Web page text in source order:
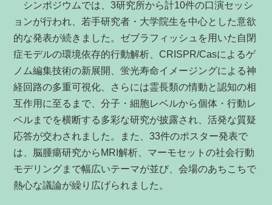
シンポジウムでは、3研究所から計10件の口演セッシ
ョンが行われ、若手研究者・大学院生を中心とした意欲
的な発表が続きました。ゼブラフィッシュを用いた自閉
症モデルの環境依存的行動解析、CRISPR/Casによるゲ
ノム編集技術の新展開、蛍光寿命イメージングによる神
経回路の多重可視化、さらには霊長類の情動と認知の相
互作用に至るまで、分子・細胞レベルから個体・行動レ
ベルまでを横断する多彩な研究が披露され、活発な質疑
応答が交わされました。また、33件のポスター発表で
は、脳腫瘍研究からMRI解析、マーモセットの社会行動
モデリングまで幅広いテーマが並び、会場のあちこちで
熱心な議論が繰り広げられました。